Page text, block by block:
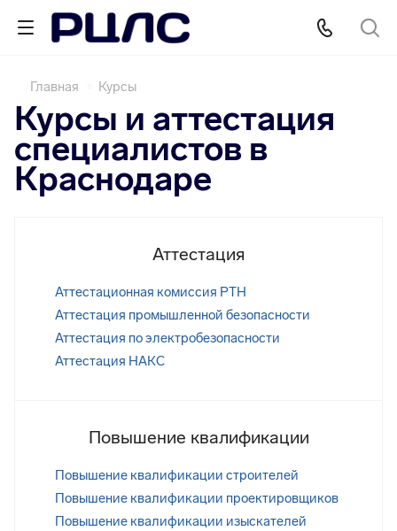
Главная Курсы
Курсы и аттестация
специалистов в
Краснодаре
Аттестация
Аттестационная комиссия РТН
Аттестация промышленной безопасности
Аттестация по электробезопасности
Аттестация НАКС
Повышение квалификации
Повышение квалификации строителей
Повышение квалификации проектировщиков
Повышение квалификации изыскателей